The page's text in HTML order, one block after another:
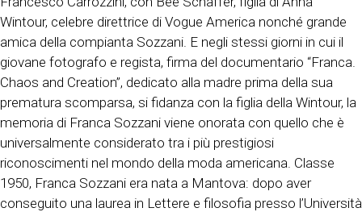
Wintour, celebre direttrice di Vogue America nonché grande
amica della compianta Sozzani. E negli stessi giorni in cui il
giovane fotografo e regista, firma del documentario “Franca.
Chaos and Creation”, dedicato alla madre prima della sua
prematura scomparsa, si fidanza con la figlia della Wintour, la
memoria di Franca Sozzani viene onorata con quello che è
universalmente considerato tra i più prestigiosi
riconoscimenti nel mondo della moda americana. Classe
1950, Franca Sozzani era nata a Mantova: dopo aver
conseguito una laurea in Lettere e filosofia presso l’Università